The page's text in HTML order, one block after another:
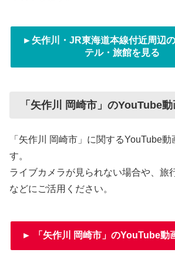
►矢作川・JR東海道本線付近周辺
テル・旅館を見る
「矢作川 岡崎市」のYouTube動
「矢作川 岡崎市」に関するYouTube動
す。
ライブカメラが見られない場合や、旅
などにご活用ください。
► 「矢作川 岡崎市」のYouTube動